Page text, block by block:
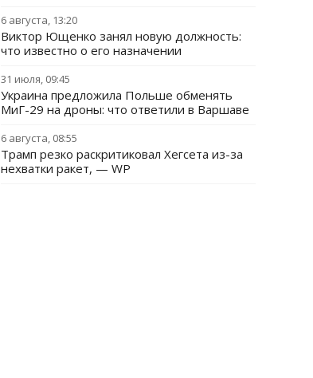
6 августа, 13:20
Виктор Ющенко занял новую должность:
что известно о его назначении
31 июля, 09:45
Украина предложила Польше обменять
МиГ-29 на дроны: что ответили в Варшаве
6 августа, 08:55
Трамп резко раскритиковал Хегсета из-за
нехватки ракет, — WP